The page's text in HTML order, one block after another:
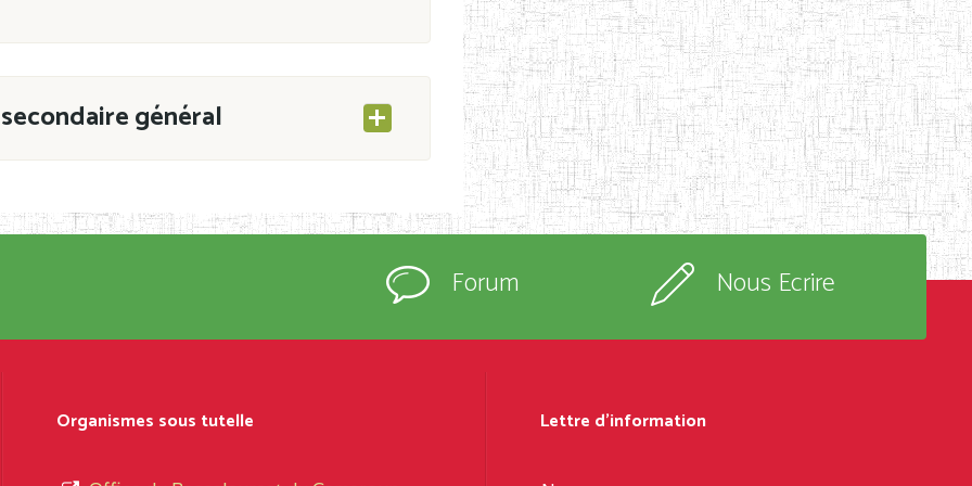
général
CAB du 21 mars 2011 portant ouverture
immatriculés et inscrits au
Forum Nous Ecrire
Organismes sous tutelle Lettre d'information